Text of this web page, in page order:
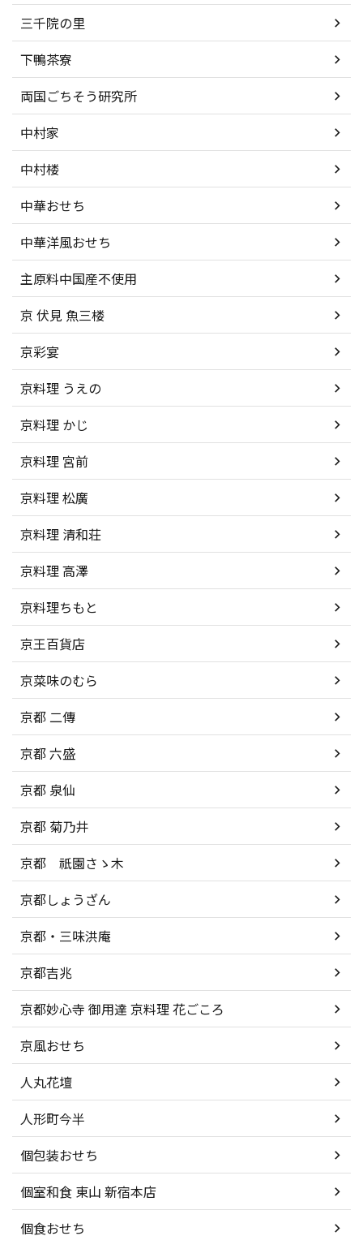
三千院の里
下鴨茶寮
両国ごちそう研究所
中村家
中村楼
中華おせち
中華洋風おせち
主原料中国産不使用
京 伏見 魚三楼
京彩宴
京料理 うえの
京料理 かじ
京料理 宮前
京料理 松廣
京料理 清和荘
京料理 高澤
京料理ちもと
京王百貨店
京菜味のむら
京都 二傳
京都 六盛
京都 泉仙
京都 菊乃井
京都 祇園さゝ木
京都しょうざん
京都・三味洪庵
京都吉兆
京都妙心寺 御用達 京料理 花ごころ
京風おせち
人丸花壇
人形町今半
個包装おせち
個室和食 東山 新宿本店
個食おせち